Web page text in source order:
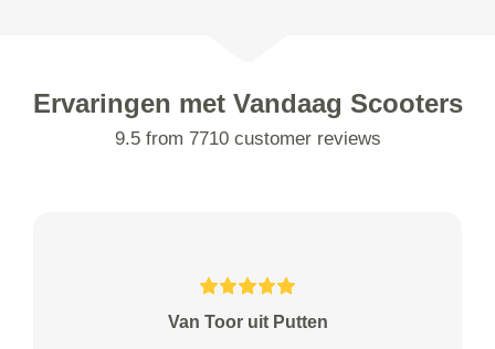
Ervaringen met Vandaag Scooters
9.5 from 7710 customer reviews
Van Toor uit Putten